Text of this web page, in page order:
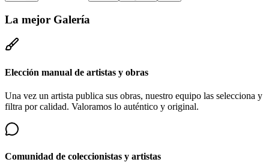
La mejor Galería
Elección manual de artistas y obras
Una vez un artista publica sus obras, nuestro equipo las selecciona y
filtra por calidad. Valoramos lo auténtico y original.
Comunidad de coleccionistas y artistas